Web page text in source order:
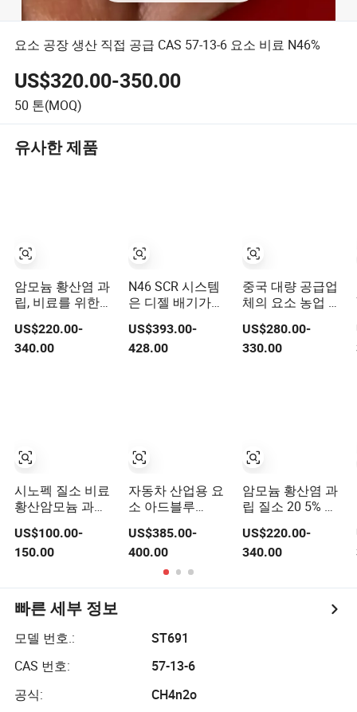
요소 공장 생산 직접 공급 CAS 57-13-6 요소 비료 N46%
US$320.00-350.00
50 톤(MOQ)
유사한 제품
암모늄 황산염 과
립, 비료를 위한
질소와 황, 요소의
대안
US$220.00-
340.00
시노펙 질소 비료
황산암모늄 과립
20-2
US$100.00-
150.00
N46 SCR 시스템
은 디젤 배기가스
정화액을 위해 자
동차 등급의 요소
프릴을 사용합니
US$393.00-
428.00
자동차 산업용 요
소 아드블루
US$385.00-
400.00
중국 대량 공급업
체의 요소 농업 화
학 제조업체 46%
요소 회사 (NH2)
2 고순도 요소
US$280.00-
330.00
암모늄 황산염 과
립 질소 20 5% 및
US$220.00-
340.00
빠른 세부 정보
모델 번호.:
ST691
CAS 번호:
57-13-6
공식:
CH4n2o